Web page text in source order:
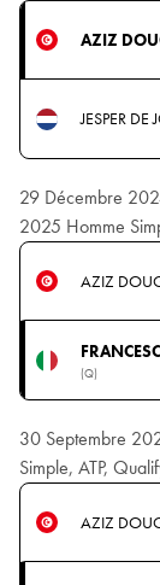
AZIZ
JESPER DE
29 Décembre
2025 Homme
AZIZ
(Q)
30 Septembre
Simple, ATP,
AZIZ